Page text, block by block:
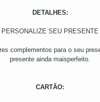
DETALHES:
PERSONALIZE SEU PRESENTE
complementos para o seu
presente ainda maisperfeito.
CARTÃO: